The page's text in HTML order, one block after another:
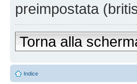
preimpostata
Torna alla
Indice